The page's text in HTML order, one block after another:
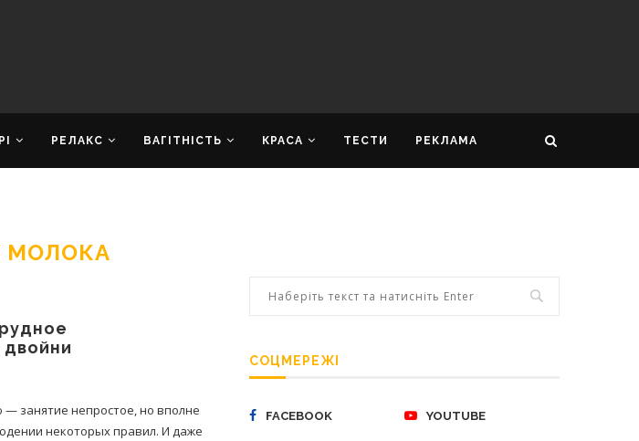
РЕЛАКС ВАГІТНІСТЬ КРАСА ТЕСТИ РЕКЛАМА
МОЛОКА
двойни
занятие непростое, но вполне
некоторых правил. И даже
СОЦМЕРЕЖІ
FACEBOOK YOUTUBE